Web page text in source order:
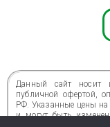
Данный сайт носит
публичной офертой,
РФ. Указанные цены на
и могут быть